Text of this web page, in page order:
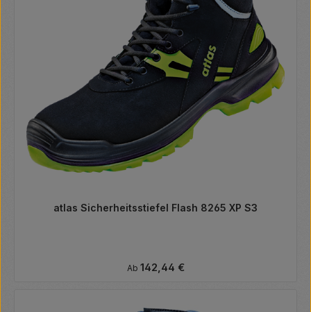
atlas Sicherheitsstiefel Flash 8265 XP S3
Regulärer Preis:
Ab 142,44 €